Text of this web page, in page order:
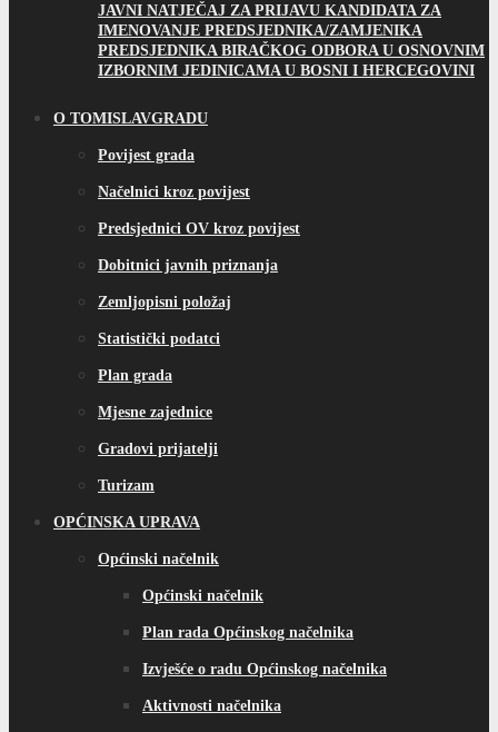
JAVNI NATJEČAJ ZA PRIJAVU KANDIDATA ZA
IMENOVANJE PREDSJEDNIKA/ZAMJENIKA
PREDSJEDNIKA BIRAČKOG ODBORA U OSNOVNIM
IZBORNIM JEDINICAMA U BOSNI I HERCEGOVINI
O TOMISLAVGRADU
Povijest grada
Načelnici kroz povijest
Predsjednici OV kroz povijest
Dobitnici javnih priznanja
Zemljopisni položaj
Statistički podatci
Plan grada
Mjesne zajednice
Gradovi prijatelji
Turizam
OPĆINSKA UPRAVA
Općinski načelnik
Općinski načelnik
Plan rada Općinskog načelnika
Izvješće o radu Općinskog načelnika
Aktivnosti načelnika